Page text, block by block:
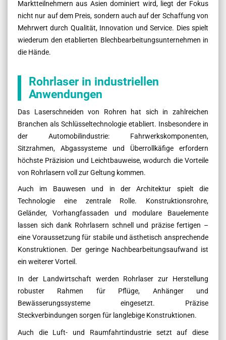
Marktteilnehmern aus Asien dominiert wird, liegt der Fokus
nicht nur auf dem Preis, sondern auch auf der Schaffung von
Mehrwert durch Qualität, Innovation und Service. Dies spielt
wiederum den etablierten Blechbearbeitungsunternehmen in
die Hände.
Rohrlaser in industriellen
Anwendungen
Das Laserschneiden von Rohren hat sich in zahlreichen
Branchen als Schlüsseltechnologie etabliert. Insbesondere in
der Automobilindustrie: Fahrwerkskomponenten,
Sitzrahmen, Abgassysteme und Überrollkäfige erfordern
höchste Präzision und Leichtbauweise, wodurch die Vorteile
von Rohrlasern voll zur Geltung kommen.
Auch im Bauwesen und in der Architektur spielt die
Technologie eine zentrale Rolle. Konstruktionsrohre,
Geländer, Vorhangfassaden und modulare Bauelemente
lassen sich dank Rohrlasern schnell und präzise fertigen –
eine Voraussetzung für stabile und ästhetisch ansprechende
Konstruktionen. Der geringe Nachbearbeitungsaufwand ist
ein weiterer Vorteil.
In der Landwirtschaft werden Rohrlaser zur Herstellung
robuster Rahmen für Pflüge, Anhänger und
Bewässerungssysteme eingesetzt. Präzise
Steckverbindungen sorgen für langlebige Konstruktionen.
Auch die Luft- und Raumfahrtindustrie setzt auf diese